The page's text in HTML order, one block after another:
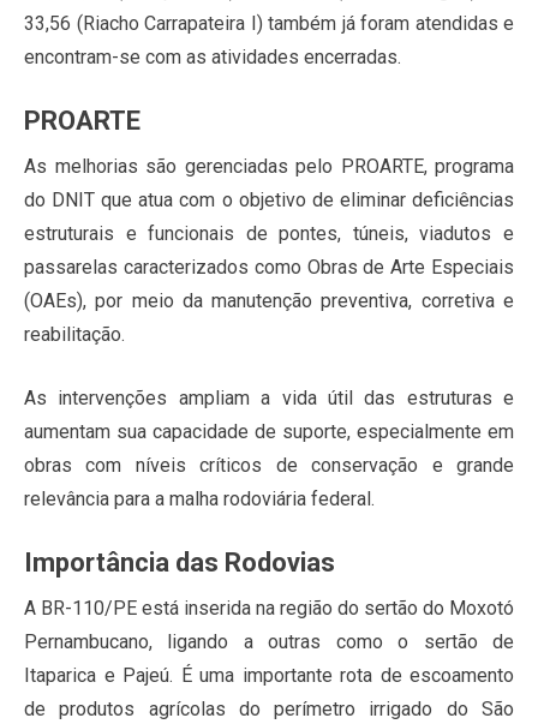
33,56 (Riacho Carrapateira I) também já foram atendidas e
encontram-se com as atividades encerradas.
PROARTE
As melhorias são gerenciadas pelo PROARTE, programa
do DNIT que atua com o objetivo de eliminar deficiências
estruturais e funcionais de pontes, túneis, viadutos e
passarelas caracterizados como Obras de Arte Especiais
(OAEs), por meio da manutenção preventiva, corretiva e
reabilitação.
As intervenções ampliam a vida útil das estruturas e
aumentam sua capacidade de suporte, especialmente em
obras com níveis críticos de conservação e grande
relevância para a malha rodoviária federal.
Importância das Rodovias
A BR-110/PE está inserida na região do sertão do Moxotó
Pernambucano, ligando a outras como o sertão de
Itaparica e Pajeú. É uma importante rota de escoamento
de produtos agrícolas do perímetro irrigado do São